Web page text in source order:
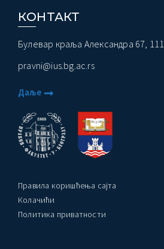
КОНТАКТ
Булевар краља Александра 67,
pravni@ius.bg.ac.rs
Даље
Правила коришћења сајта
Колачићи
Политика приватности